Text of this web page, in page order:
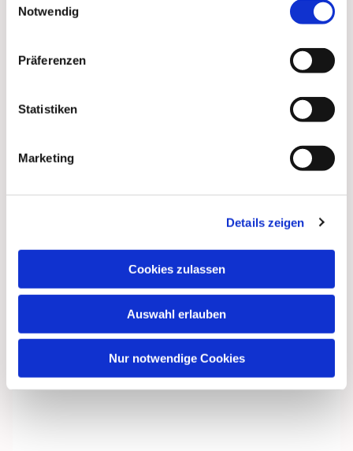
Notwendig
Präferenzen
Statistiken
Marketing
Details zeigen
Cookies zulassen
Auswahl erlauben
Nur notwendige Cookies